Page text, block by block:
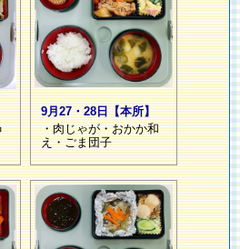
9月27・28日【本所】
・肉じゃが・おかか和
え・ごま団子